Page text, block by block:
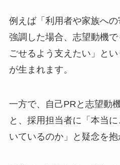
例えば「利用者や家族へ
強調した場合、志望動機
ごせるよう支えたい」と
が生まれます。
一方で、自己PRと志望動
と、採用担当者に「本当
いているのか」と疑念を抱